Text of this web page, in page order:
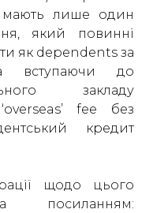
мають лише один
який повинні
як dependents за
вступаючи до
закладу
fee без
кредит
щодо цього